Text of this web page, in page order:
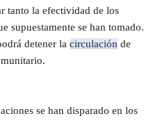
tanto la efectividad de los
supuestamente se han tomado.
detener la circulación de
se han disparado en los